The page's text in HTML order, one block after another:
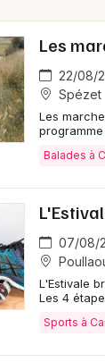
Les
22/08/
Spézet
Les
Balades à
07/08/
L'Estivale
Les 4
Sports à